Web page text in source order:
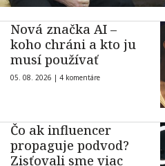
Nová značka AI –
koho chráni a kto ju
musí používať
05. 08. 2026 | 4 komentáre
Čo ak influencer
propaguje podvod?
Zisťovali sme viac